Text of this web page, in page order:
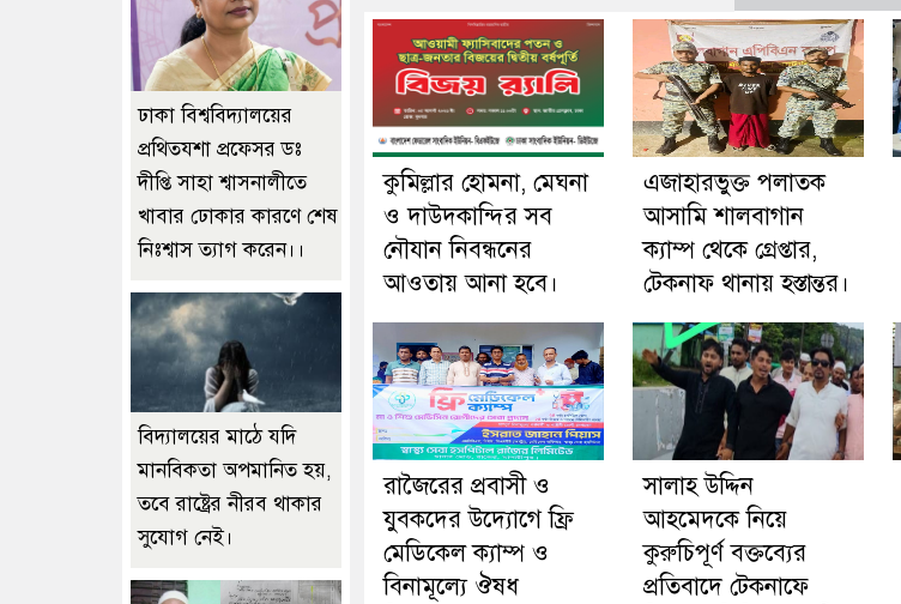
কুমিল্লার হোমনা, মেঘনা
ও দাউদকান্দির সব
নৌযান নিবন্ধনের
আওতায় আনা হবে।
এজাহারভুক্ত পলাতক
আসামি শালবাগান
ক্যাম্প থেকে গ্রেপ্তার,
টেকনাফ থানায় হস্তান্তর।
রাজৈরের‌ প্রবাসী ও
যুবকদের উদ্যোগে ফ্রি
মেডিকেল ক্যাম্প ও
বিনামূল্যে ঔষধ
সালাহ উদ্দিন
আহমেদকে নিয়ে
কুরুচিপূর্ণ বক্তব্যের
প্রতিবাদে টেকনাফে
ঢাকা বিশ্ববিদ্যালয়ের
প্রথিতযশা প্রফেসর ডঃ
দীপ্তি সাহা শ্বাসনালীতে
খাবার ঢোকার কারণে শেষ
নিঃশ্বাস ত্যাগ করেন।।
বিদ্যালয়ের মাঠে যদি
মানবিকতা অপমানিত হয়,
তবে রাষ্ট্রের নীরব থাকার
সুযোগ নেই।